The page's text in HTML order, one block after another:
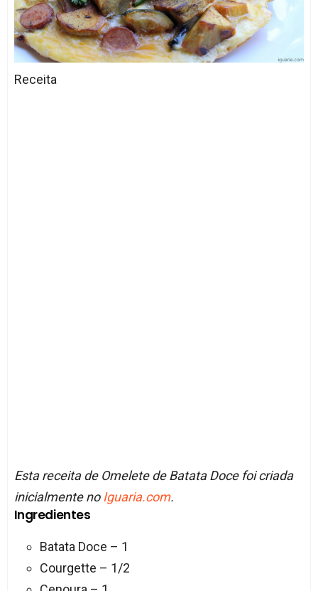
Receita
Esta receita de Omelete de Batata Doce foi criada
inicialmente no Iguaria.com.
Ingredientes
Batata Doce – 1
Courgette – 1/2